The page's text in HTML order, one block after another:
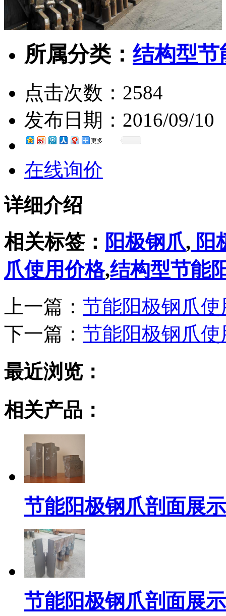
所属分类： 结构型节
点击次数： 2584
发布日期： 2016/09/10
更多
在线询价
详细介绍
相关标签： 阳极钢爪, 阳
爪使用价格,结构型节能
上一篇： 节能阳极钢爪使
下一篇： 节能阳极钢爪使
最近浏览：
相关产品：
节能阳极钢爪剖面展示
节能阳极钢爪剖面展示